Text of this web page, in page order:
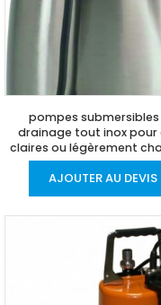
pompes submersibles
drainage tout inox pour
claires ou légèrement
AJOUTER AU DEVIS